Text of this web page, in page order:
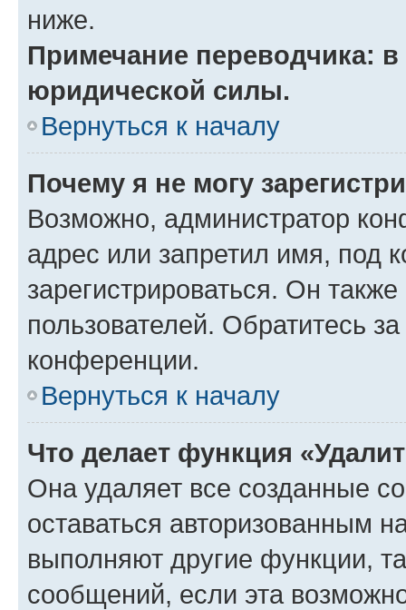
ниже.
Примечание переводчика:
юридической силы.
Вернуться к началу
Почему я не могу
Возможно, администратор
адрес или запретил имя, под
зарегистрироваться. Он
пользователей. Обратитесь
конференции.
Вернуться к началу
Что делает функция
Она удаляет все созданные
оставаться авторизованным
выполняют другие функции,
сообщений, если эта